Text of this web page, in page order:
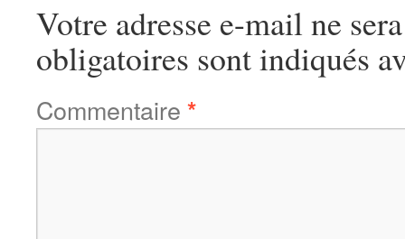
Votre adresse e-mail ne
obligatoires sont indiqués
Commentaire *